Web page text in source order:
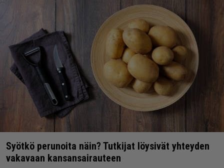
Syötkö perunoita näin? Tutkijat löysivät yhteyden
vakavaan kansansairauteen